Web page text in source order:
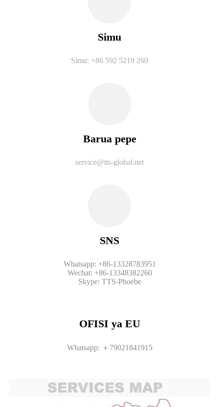
Simu
Simu: +86 592 5219 260
Barua pepe
service@tts-global.net
SNS
Whatsapp: +86-13328783951
Wechat: +86-13348382260
Skype: TTS-Phoebe
OFISI ya EU
Whatsapp: ＋79021841915